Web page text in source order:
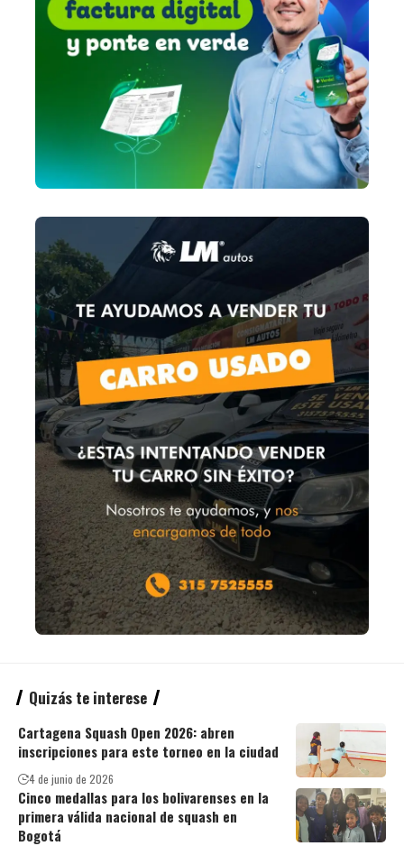
Quizás te interese
Cartagena Squash Open 2026: abren
inscripciones para este torneo en la ciudad
4 de junio de 2026
Cinco medallas para los bolivarenses en la
primera válida nacional de squash en
Bogotá